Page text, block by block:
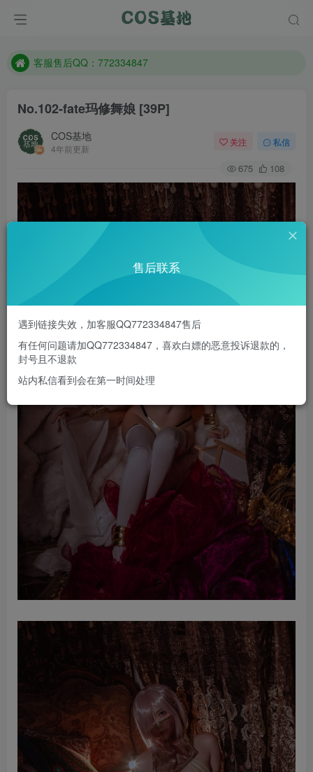
遇到任何问题加客服QQ：772334847
客服售后QQ：772334847
防失联：百度搜索《一七天佳》，实时查看最新站点。
No.102-fate玛修舞娘 [39P]
COS基地
4年前更新
关注 私信
675 108
售后联系
遇到链接失效，加客服QQ772334847售后
有任何问题请加QQ772334847，喜欢白嫖的恶意投诉退款的，
封号且不退款
站内私信看到会在第一时间处理